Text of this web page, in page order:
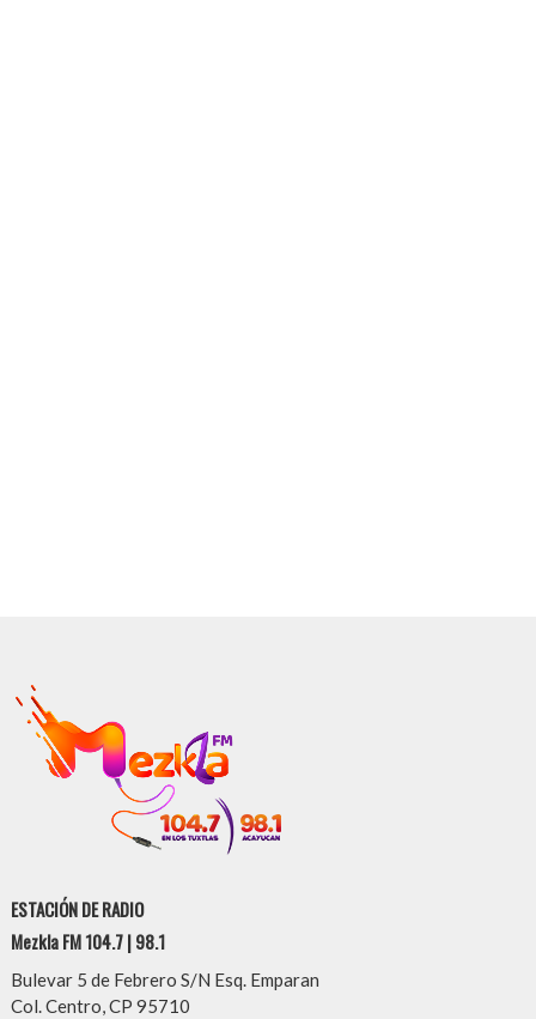
ESTACIÓN DE RADIO
Mezkla FM 104.7 | 98.1
Bulevar 5 de Febrero S/N Esq. Emparan
Col. Centro, CP 95710